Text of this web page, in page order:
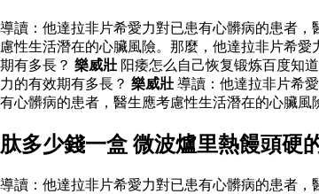
導讀：他達拉非片希愛力對已患有心髒病的患者
慮性生活潛在的心臟風險。那麼，他達拉非片希
期有多長？ 樂威壯 阳痿怎么自己恢复锻炼百度知道
力的有效期有多長？ 樂威壯 導讀：他達拉非片希
有心髒病的患者，醫生應考慮性生活潛在的心臟
肽多少錢一盒 微波爐里熱饅頭硬
導讀：他達拉非片希愛力對已患有心髒病的患者